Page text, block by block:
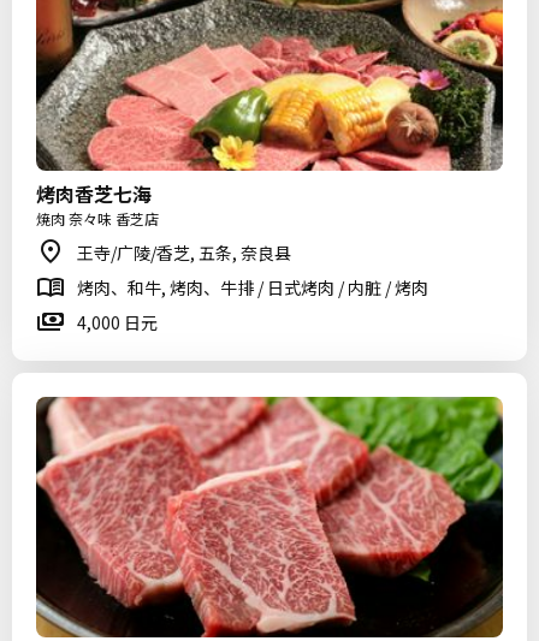
烤肉香芝七海
焼肉 奈々味 香芝店
王寺/广陵/香芝, 五条, 奈良县
烤肉、和牛, 烤肉、牛排 / 日式烤肉 / 内脏 / 烤肉
4,000 日元